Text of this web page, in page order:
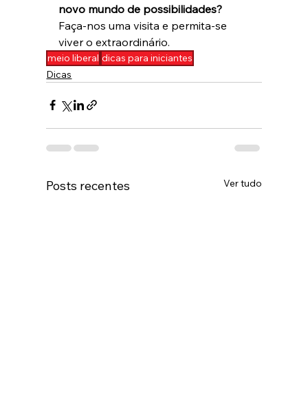
novo mundo de possibilidades?
Faça-nos uma visita e permita-se
viver o extraordinário.
meio liberal dicas para iniciantes
Dicas
Posts recentes Ver tudo